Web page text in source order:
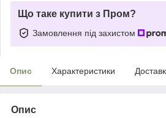
Що таке купити з Пром?
Замовлення під захистом
Опис Характеристики
Опис